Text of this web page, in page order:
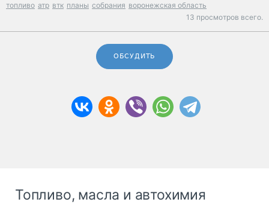
топливо атр втк планы собрания воронежская область
13 просмотров всего.
ОБСУДИТЬ
Топливо, масла и автохимия